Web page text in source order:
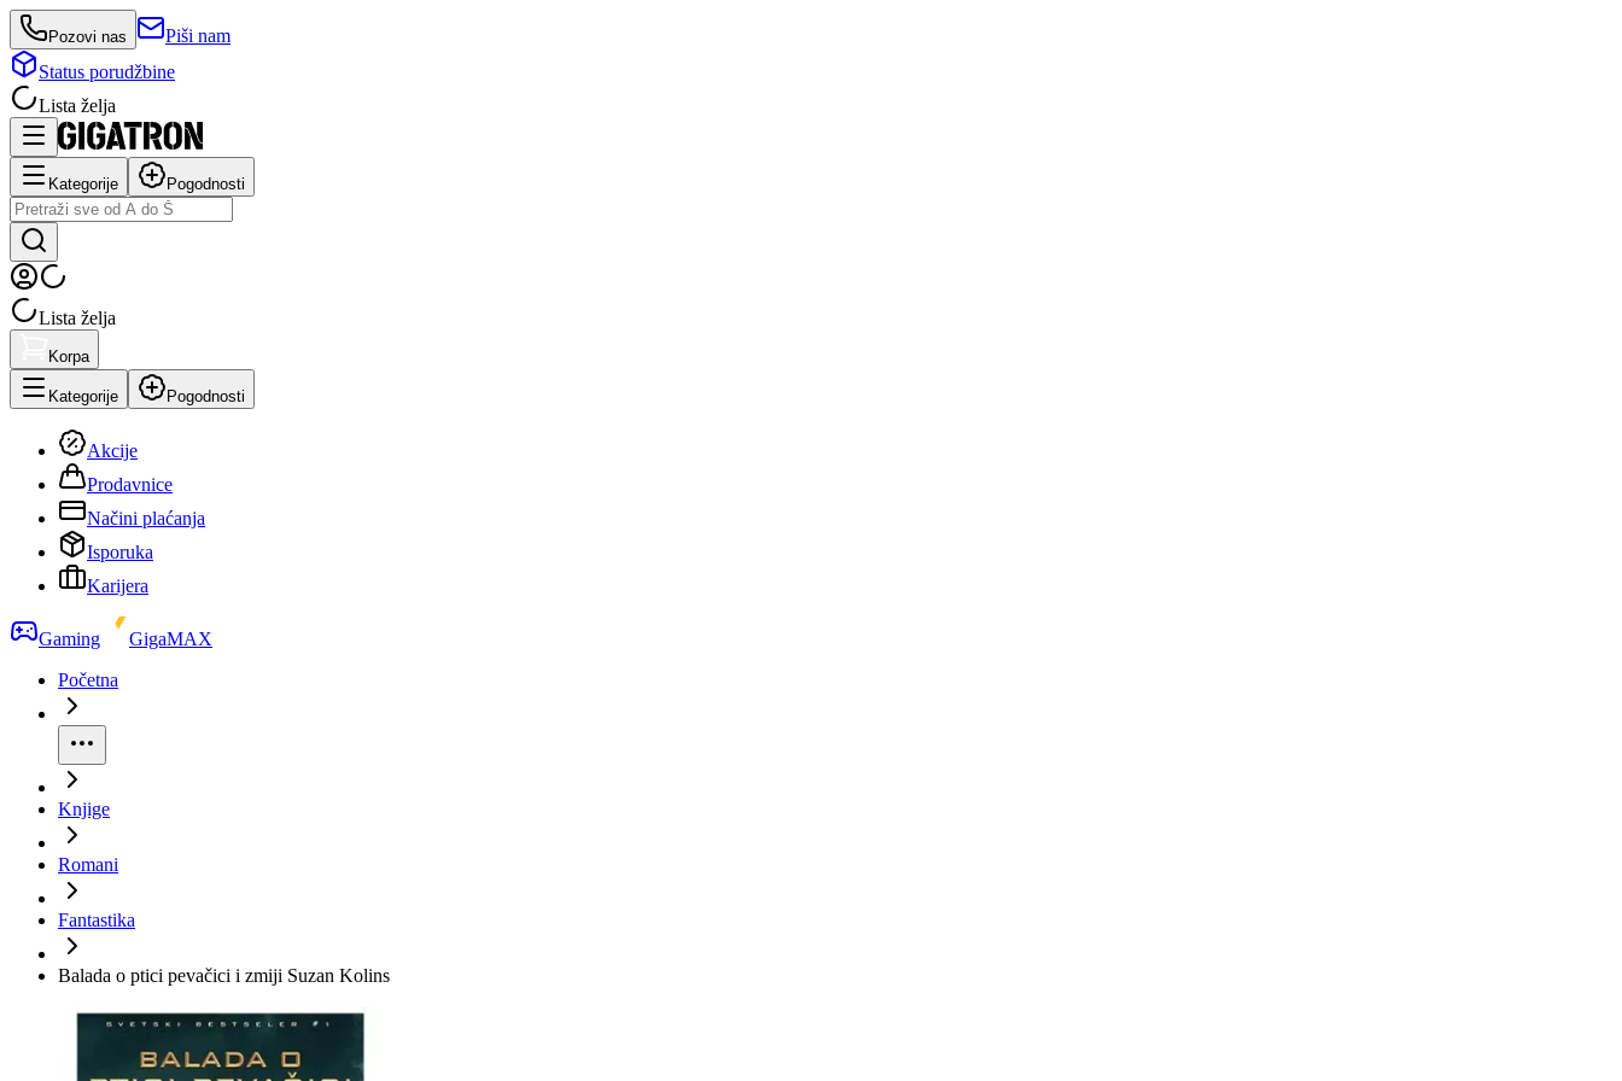
Pozovi nas
Piši nam
Status porudžbine
Lista želja
Kategorije Pogodnosti
Lista želja
Korpa
Kategorije Pogodnosti
Akcije
Prodavnice
Načini plaćanja
Isporuka
Karijera
Gaming
GigaMAX
Početna
Knjige
Romani
Fantastika
Balada o ptici pevačici i zmiji Suzan Kolins